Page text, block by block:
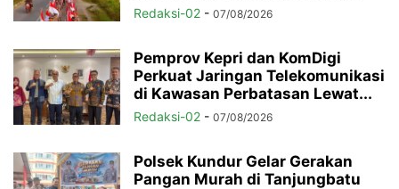
Redaksi-02 - 07/08/2026
Pemprov Kepri dan KomDigi
Perkuat Jaringan Telekomunikasi
di Kawasan Perbatasan Lewat...
Redaksi-02 - 07/08/2026
Polsek Kundur Gelar Gerakan
Pangan Murah di Tanjungbatu